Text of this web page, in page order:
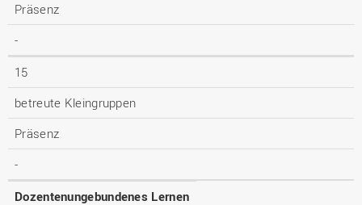
Präsenz
-
15
betreute Kleingruppen
Präsenz
-
Dozentenungebundenes Lernen